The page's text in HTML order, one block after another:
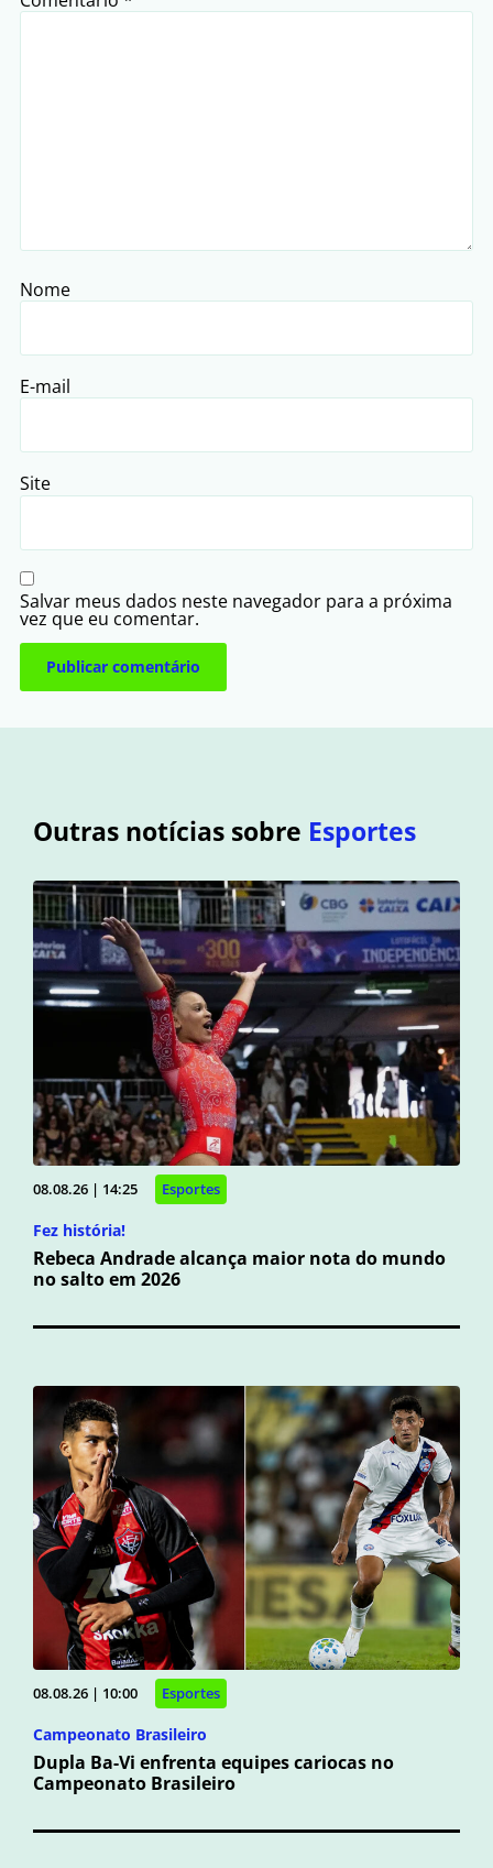
Nome
E-mail
Site
Salvar meus dados neste navegador para a próxima
vez que eu comentar.
Outras notícias sobre Esportes
08.08.26 | 14:25 Esportes
Fez história!
Rebeca Andrade alcança maior nota do mundo
no salto em 2026
08.08.26 | 10:00 Esportes
Campeonato Brasileiro
Dupla Ba-Vi enfrenta equipes cariocas no
Campeonato Brasileiro